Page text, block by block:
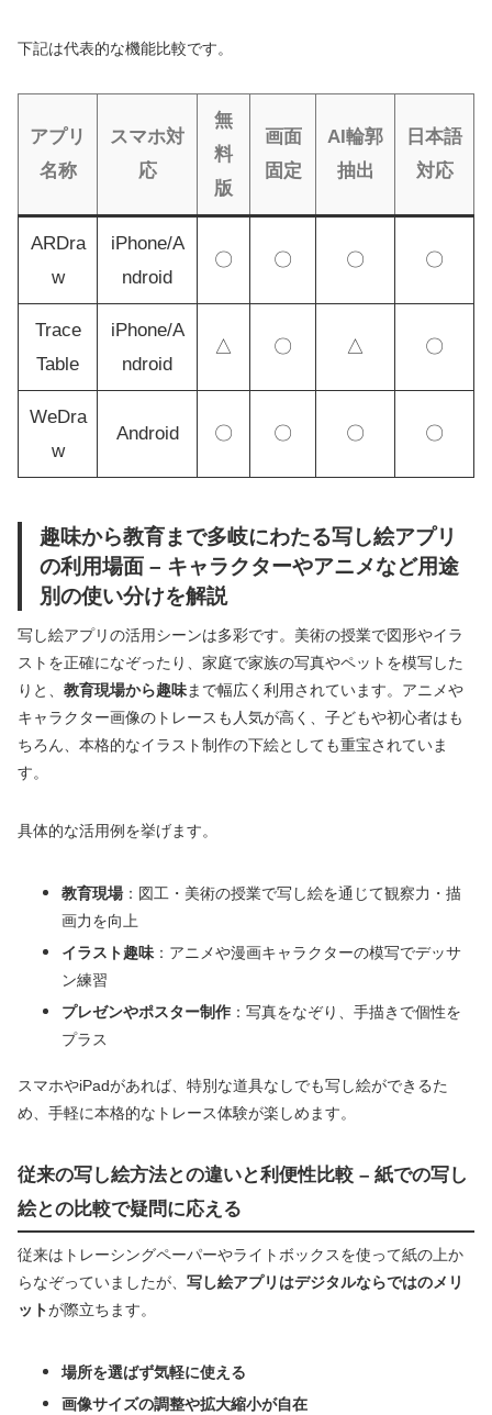
下記は代表的な機能比較です。
アプリ
名称
スマホ対
応
無
料
版
画面
固定
AI輪郭
抽出
日本語
対応
ARDra
w
iPhone/A
ndroid
〇 〇 〇 〇
Trace
Table
iPhone/A
ndroid
△ 〇 △ 〇
WeDra
w
Android 〇 〇 〇 〇
趣味から教育まで多岐にわたる写し絵アプリ
の利用場面 – キャラクターやアニメなど用途
別の使い分けを解説
写し絵アプリの活用シーンは多彩です。美術の授業で図形やイラ
ストを正確になぞったり、家庭で家族の写真やペットを模写した
りと、 教育現場から趣味まで幅広く利用されています。アニメや
キャラクター画像のトレースも人気が高く、子どもや初心者はも
ちろん、本格的なイラスト制作の下絵としても重宝されていま
す。
具体的な活用例を挙げます。
教育現場：図工・美術の授業で写し絵を通じて観察力・描
画力を向上
イラスト趣味 ：アニメや漫画キャラクターの模写でデッサ
ン練習
プレゼンやポスター制作 ：写真をなぞり、手描きで個性を
プラス
スマホやiPadがあれば、特別な道具なしでも写し絵ができるた
め、手軽に本格的なトレース体験が楽しめます。
従来の写し絵方法との違いと利便性比較 – 紙での写し
絵との比較で疑問に応える
従来はトレーシングペーパーやライトボックスを使って紙の上か
らなぞっていましたが、 写し絵アプリはデジタルならではのメリ
ットが際立ちます。
場所を選ばず気軽に使える
画像サイズの調整や拡大縮小が自在